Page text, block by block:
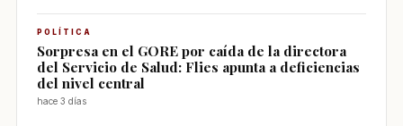
POLÍTICA
Sorpresa en el GORE por caída de la directora
del Servicio de Salud: Flies apunta a deficiencias
del nivel central
hace 3 días